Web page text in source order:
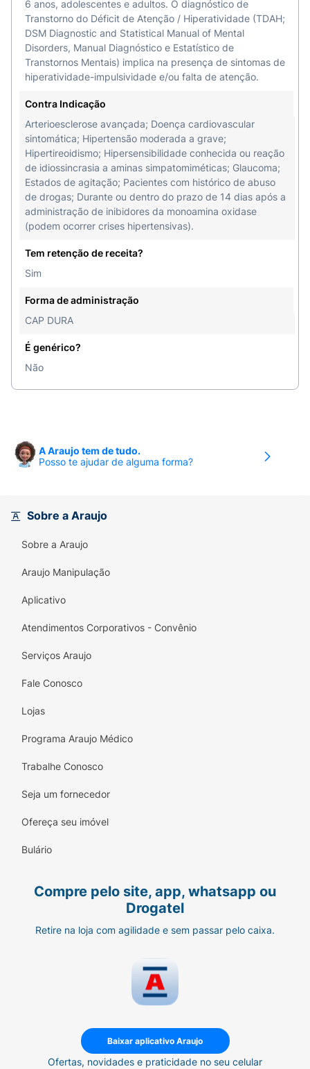
6 anos, adolescentes e adultos. O diagnóstico de
Transtorno do Déficit de Atenção / Hiperatividade (TDAH;
DSM Diagnostic and Statistical Manual of Mental
Disorders, Manual Diagnóstico e Estatístico de
Transtornos Mentais) implica na presença de sintomas de
hiperatividade-impulsividade e/ou falta de atenção.
Contra Indicação
Arterioesclerose avançada; Doença cardiovascular
sintomática; Hipertensão moderada a grave;
Hipertireoidismo; Hipersensibilidade conhecida ou reação
de idiossincrasia a aminas simpatomiméticas; Glaucoma;
Estados de agitação; Pacientes com histórico de abuso
de drogas; Durante ou dentro do prazo de 14 dias após a
administração de inibidores da monoamina oxidase
(podem ocorrer crises hipertensivas).
Tem retenção de receita?
Sim
Forma de administração
CAP DURA
É genérico?
Não
A Araujo tem de tudo.
Posso te ajudar de alguma forma?
Sobre a Araujo
Sobre a Araujo
Araujo Manipulação
Aplicativo
Atendimentos Corporativos - Convênio
Serviços Araujo
Fale Conosco
Lojas
Programa Araujo Médico
Trabalhe Conosco
Seja um fornecedor
Ofereça seu imóvel
Bulário
Compre pelo site, app, whatsapp ou
Drogatel
Retire na loja com agilidade e sem passar pelo caixa.
Baixar aplicativo Araujo
Ofertas, novidades e praticidade no seu celular